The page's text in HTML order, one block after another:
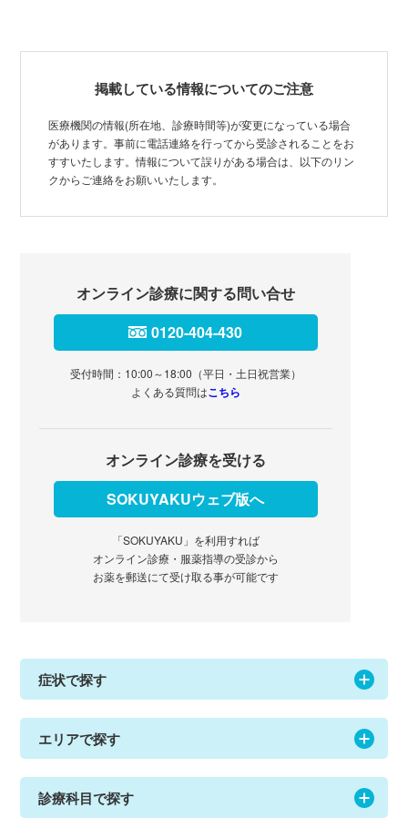
掲載している情報についてのご注意
医療機関の情報(所在地、診療時間等)が変更になっている場合
があります。事前に電話連絡を行ってから受診されることをお
すすいたします。情報について誤りがある場合は、以下のリン
クからご連絡をお願いいたします。
オンライン診療に関する問い合せ
0120-404-430
受付時間：10:00～18:00（平日・土日祝営業）
よくある質問はこちら
オンライン診療を受ける
SOKUYAKUウェブ版へ
「SOKUYAKU」を利用すれば
オンライン診療・服薬指導の受診から
お薬を郵送にて受け取る事が可能です
症状で探す
エリアで探す
診療科目で探す